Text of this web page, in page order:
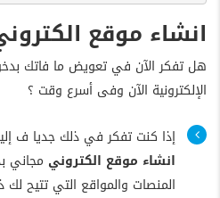
انشاء موقع
هل تفكر الآن في تعويض ما فاتك
الإلكترونية الآن وفى أسرع وقت ؟
إذا كنت تفكر في ذلك جديا ف
انشاء موقع الكتروني مجاني
المنصات والمواقع التي تتيح لك